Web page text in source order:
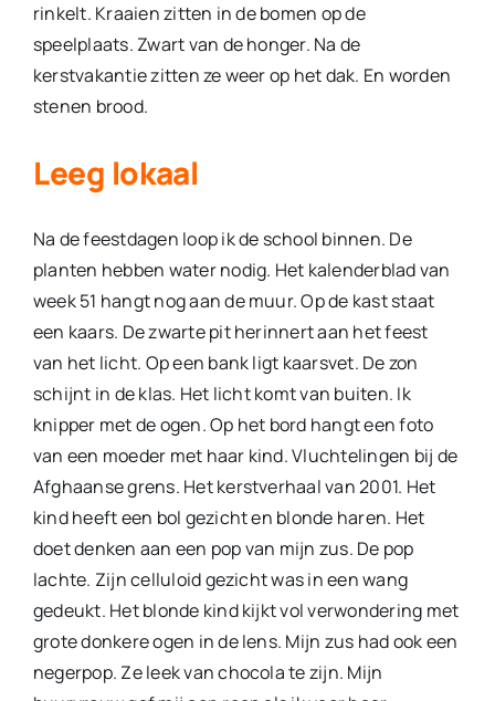
rinkelt. Kraaien zitten in de bomen op de
speelplaats. Zwart van de honger. Na de
kerstvakantie zitten ze weer op het dak. En worden
stenen brood.
Leeg lokaal
Na de feestdagen loop ik de school binnen. De
planten hebben water nodig. Het kalenderblad van
week 51 hangt nog aan de muur. Op de kast staat
een kaars. De zwarte pit herinnert aan het feest
van het licht. Op een bank ligt kaarsvet. De zon
schijnt in de klas. Het licht komt van buiten. Ik
knipper met de ogen. Op het bord hangt een foto
van een moeder met haar kind. Vluchtelingen bij de
Afghaanse grens. Het kerstverhaal van 2001. Het
kind heeft een bol gezicht en blonde haren. Het
doet denken aan een pop van mijn zus. De pop
lachte. Zijn celluloid gezicht was in een wang
gedeukt. Het blonde kind kijkt vol verwondering met
grote donkere ogen in de lens. Mijn zus had ook een
negerpop. Ze leek van chocola te zijn. Mijn